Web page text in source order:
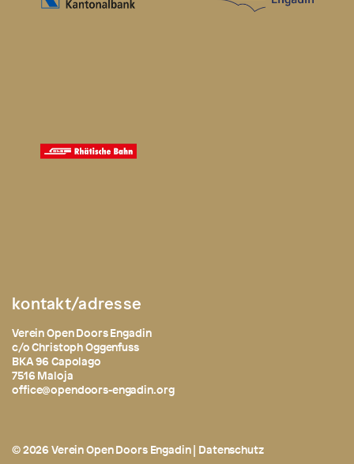
kontakt/adresse
Verein Open Doors Engadin
c/o Christoph Oggenfuss
BKA 96 Capolago
7516 Maloja
office@opendoors-engadin.org
© 2026 Verein Open Doors Engadin | Datenschutz